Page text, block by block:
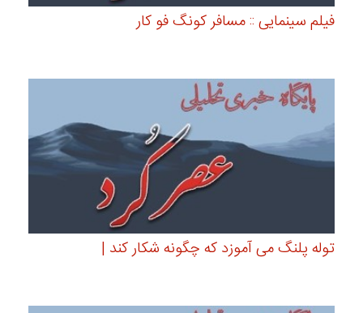
فیلم سینمایی :: مسافر کونگ فو کار
توله پلنگ می آموزد که چگونه شکار کند |